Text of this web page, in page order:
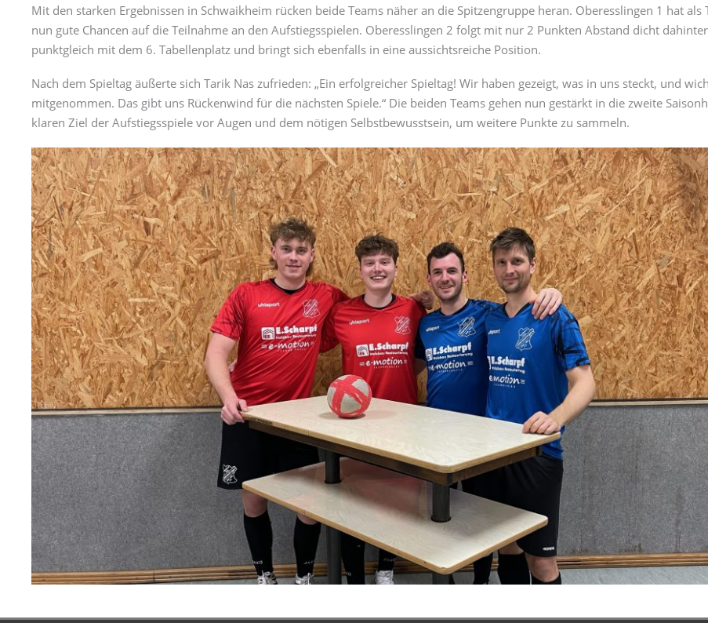
Mit den starken Ergebnissen in Schwaikheim rücken beide Teams näher an die Spitzengruppe heran. Oberesslingen 1 hat als
nun gute Chancen auf die Teilnahme an den Aufstiegsspielen. Oberesslingen 2 folgt mit nur 2 Punkten Abstand dicht
punktgleich mit dem 6. Tabellenplatz und bringt sich ebenfalls in eine aussichtsreiche Position.
Nach dem Spieltag äußerte sich Tarik Nas zufrieden: „Ein erfolgreicher Spieltag! Wir haben gezeigt, was in uns steckt, und
mitgenommen. Das gibt uns Rückenwind für die nächsten Spiele.“ Die beiden Teams gehen nun gestärkt in die zweite
klaren Ziel der Aufstiegsspiele vor Augen und dem nötigen Selbstbewusstsein, um weitere Punkte zu sammeln.